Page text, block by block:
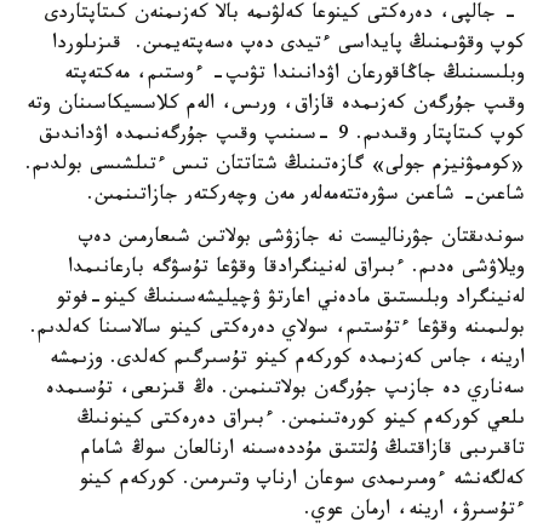
- جالپى، دەرەكتى كينوعا كەلۋىمە بالا كەزىمنەن كىتاپتاردى
كوپ وقۋىمنىڭ پايداسى ءتيدى دەپ ەسەپتەيمىن. قىزىلوردا
وبلىسىنىڭ جاڭاقورعان اۋدانىندا تۋىپ- ءوستىم، مەكتەپتە
وقىپ جۇرگەن كەزىمدە قازاق، ورىس، الەم كلاسسيكاسىنان وتە
كوپ كىتاپتار وقىدىم. 9 -سىنىپ وقىپ جۇرگەنىمدە اۋداندىق
«كوممۋنيزم جولى» گازەتىنىڭ شتاتتان تىس ءتىلشىسى بولدىم.
شاعىن- شاعىن سۋرەتتەمەلەر مەن وچەركتەر جازاتىنمىن.
سوندىقتان جۋرناليست نە جازۋشى بولاتىن شىعارمىن دەپ
ويلاۋشى ەدىم. ءبىراق لەنينگرادقا وقۋعا تۇسۋگە بارعانىمدا
لەنينگراد وبلىستىق مادەني اعارتۋ ۋچيليشەسىنىڭ كينو-فوتو
بولىمىنە وقۋعا ءتۇستىم، سولاي دەرەكتى كينو سالاسىنا كەلدىم.
ارينە، جاس كەزىمدە كوركەم كينو تۇسىرگىم كەلدى. وزىمشە
سەناري دە جازىپ جۇرگەن بولاتىنمىن. ەڭ قىزىعى، تۇسىمدە
ىلعي كوركەم كينو كورەتىنمىن. ءبىراق دەرەكتى كينونىڭ
تاقىرىبى قازاقتىڭ ۇلتتىق مۇددەسىنە ارنالعان سوڭ شامام
كەلگەنشە ءومىرىمدى سوعان ارناپ وتىرمىن. كوركەم كينو
ءتۇسىرۋ، ارينە، ارمان عوي.